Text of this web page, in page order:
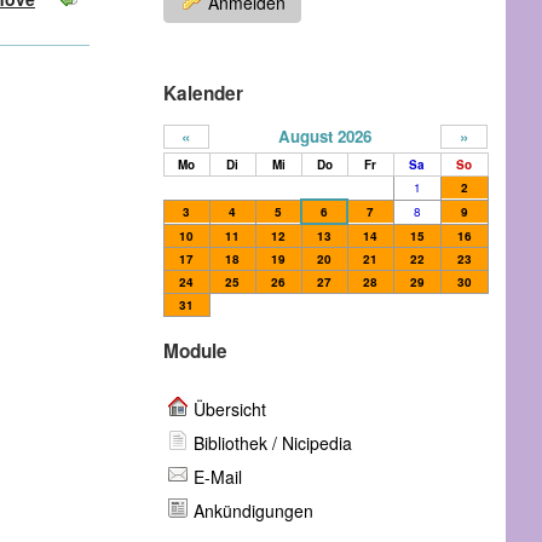
Kalender
« August 2026 »
Mo Di Mi Do Fr Sa
So
1
2
3
4 5 6 7 8
9
10
11 12 13 14 15
16
17
18 19 20 21 22
23
24
25 26 27 28 29
30
31
Module
Übersicht
Bibliothek / Nicipedia
E-Mail
Ankündigungen